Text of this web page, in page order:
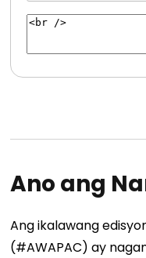
Ano ang
Ang ikalawang
(#AWAPAC) ay